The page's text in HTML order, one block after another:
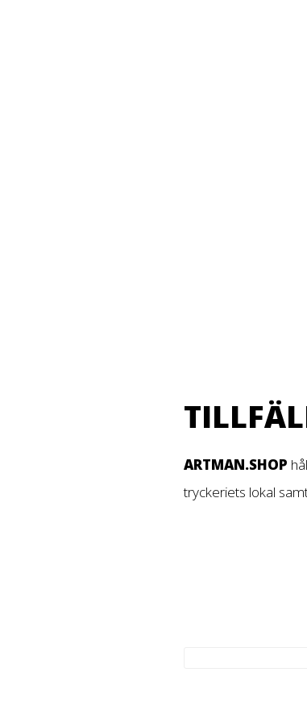
ARTMAN.SHOP
tryckeriets lokal